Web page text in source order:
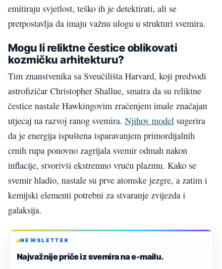
emitiraju svjetlost, teško ih je detektirati, ali se
pretpostavlja da imaju važnu ulogu u strukturi svemira.
Mogu li reliktne čestice oblikovati
kozmičku arhitekturu?
Tim znanstvenika sa Sveučilišta Harvard, koji predvodi
astrofizičar Christopher Shallue, smatra da su reliktne
čestice nastale Hawkingovim zračenjem imale značajan
utjecaj na razvoj ranog svemira. Njihov model sugerira
da je energija ispuštena isparavanjem primordijalnih
crnih rupa ponovno zagrijala svemir odmah nakon
inflacije, stvorivši ekstremno vruću plazmu. Kako se
svemir hladio, nastale su prve atomske jezgre, a zatim i
kemijski elementi potrebni za stvaranje zvijezda i
galaksija.
NEWSLETTER
Najvažnije priče iz svemira na e-mailu.